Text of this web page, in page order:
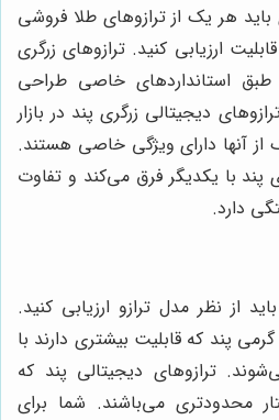
هر یک از ترازوهای طلا فروشی
ارزیابی کنید. ترازوهای زرگری
استانداردهای خاصی طراحی
دیجیتالی زرگری پند در بازار
دارای ویژگی خاصی هستند.
با یکدیگر فرق می‌کند و تفاوت
دارد.
نظر مدل ترازو ارزیابی کنید.
پند که قابلیت بیشتری دارند با
ترازوهای دیجیتالی پند که
محدودتری می‌باشند. شما برای